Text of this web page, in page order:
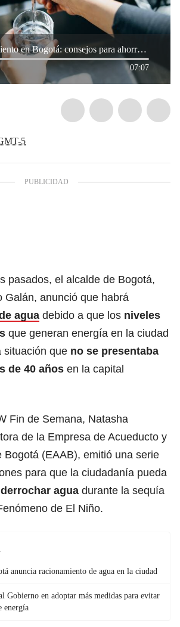
Racionamiento en Bogotá: consejos para ahorrar agua ante la falta de lluvias, según EAAB
07:07
5
pasados, el alcalde de Bogotá,
Galán, anunció que habrá
agua debido a que los niveles
que generan energía en la ciudad
situación que no se presentaba
de 40 años en la capital
Fin de Semana, Natasha
de la Empresa de Acueducto y
Bogotá (EAAB), emitió una serie
para que la ciudadanía pueda
agua durante la sequía
de El Niño.
anuncia racionamiento de agua en la ciudad
Gobierno en adoptar más medidas para evitar
energía